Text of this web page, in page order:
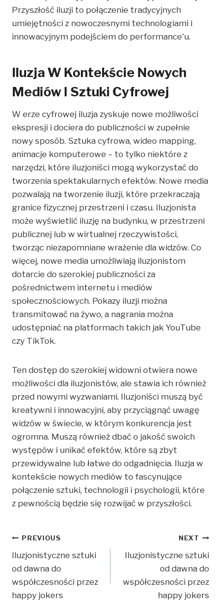
Przyszłość iluzji to połączenie tradycyjnych
umiejętności z nowoczesnymi technologiami i
innowacyjnym podejściem do performance'u.
Iluzja W Kontekście Nowych
Mediów I Sztuki Cyfrowej
W erze cyfrowej iluzja zyskuje nowe możliwości
ekspresji i dociera do publiczności w zupełnie
nowy sposób. Sztuka cyfrowa, wideo mapping,
animacje komputerowe – to tylko niektóre z
narzędzi, które iluzjoniści mogą wykorzystać do
tworzenia spektakularnych efektów. Nowe media
pozwalają na tworzenie iluzji, które przekraczają
granice fizycznej przestrzeni i czasu. Iluzjonista
może wyświetlić iluzję na budynku, w przestrzeni
publicznej lub w wirtualnej rzeczywistości,
tworząc niezapomniane wrażenie dla widzów. Co
więcej, nowe media umożliwiają iluzjonistom
dotarcie do szerokiej publiczności za
pośrednictwem internetu i mediów
społecznościowych. Pokazy iluzji można
transmitować na żywo, a nagrania można
udostępniać na platformach takich jak YouTube
czy TikTok.
Ten dostęp do szerokiej widowni otwiera nowe
możliwości dla iluzjonistów, ale stawia ich również
przed nowymi wyzwaniami. Iluzjoniści muszą być
kreatywni i innowacyjni, aby przyciągnąć uwagę
widzów w świecie, w którym konkurencja jest
ogromna. Muszą również dbać o jakość swoich
występów i unikać efektów, które są zbyt
przewidywalne lub łatwe do odgadnięcia. Iluzja w
kontekście nowych mediów to fascynujące
połączenie sztuki, technologii i psychologii, które
z pewnością będzie się rozwijać w przyszłości.
Post
Navigation
PREVIOUS
Iluzjonistyczne sztuki
od dawna do
współczesności przez
happy jokers
NEXT
Iluzjonistyczne sztuki
od dawna do
współczesności przez
happy jokers